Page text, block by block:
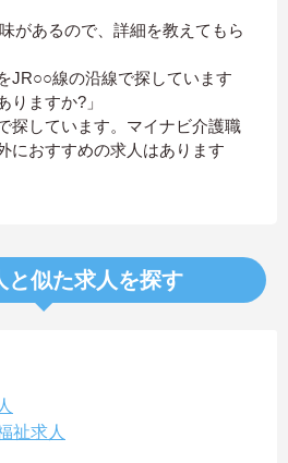
があるので、詳細を教えてもら
JR○○線の沿線で探しています
りますか?」
探しています。マイナビ介護職
におすすめの求人はあります
と似た求人を探す
祉求人